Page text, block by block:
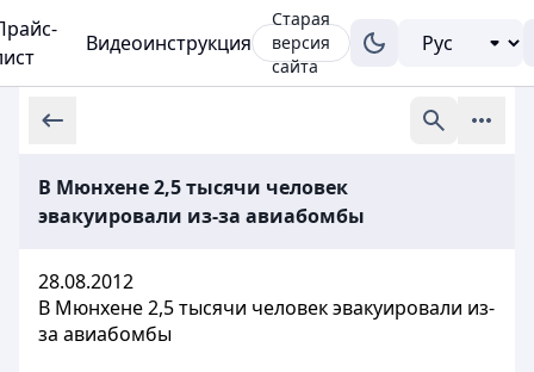
Видеоинструкция
Старая
версия
сайта
В Мюнхене 2,5 тысячи человек
эвакуировали из-за авиабомбы
28.08.2012
В Мюнхене 2,5 тысячи человек эвакуировали из-
за авиабомбы